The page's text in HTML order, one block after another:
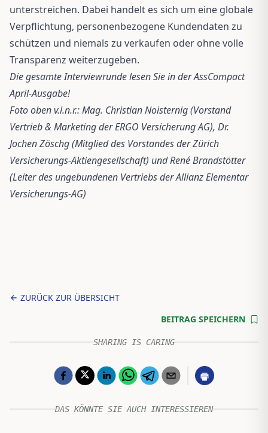
unterstreichen. Dabei handelt es sich um eine globale
Verpflichtung, personenbezogene Kundendaten zu
schützen und niemals zu verkaufen oder ohne volle
Transparenz weiterzugeben.
Die gesamte Interviewrunde lesen Sie in der AssCompact
April-Ausgabe!
Foto oben v.l.n.r.: Mag. Christian Noisternig (Vorstand
Vertrieb & Marketing der ERGO Versicherung AG), Dr.
Jochen Zöschg (Mitglied des Vorstandes der Zürich
Versicherungs-Aktiengesellschaft) und René Brandstötter
(Leiter des ungebundenen Vertriebs der Allianz Elementar
Versicherungs-AG)
ZURÜCK ZUR ÜBERSICHT
BEITRAG SPEICHERN
SHARING IS CARING
DAS KÖNNTE SIE AUCH INTERESSIEREN